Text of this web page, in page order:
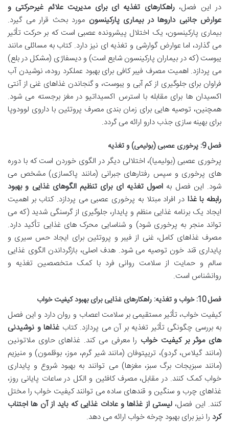
در این فصل،راهکارهای تغذیه ای برای مدیریت علائم غیرحرکتی و
عوارض جانبی داروها در بیماری پارکینسون مورد بحث قرار می گیرد.
بیماری پارکینسون، یک اختلال پیشرونده عصبی است که بر حرکت تأثیر
می گذارد، اما عوارض گوارشی و تغذیه ای نیز دارد. کتاب به مسائلی مانند
یبوست (که در بیماران پارکینسون شایع است) و دیسفاژی (مشکل در بلع)
می پردازد. اهمیت مصرف فیبر کافی برای بهبود عملکرد روده، نوشیدن آب
فراوان برای جلوگیری از کم آبی و یبوست، و گنجاندن غذاهای غنی از آنتی
اکسیدان ها برای مقابله با استرس اکسیداتیو در مغز برجسته می شود.
همچنین، توصیه هایی برای زمان بندی مصرف پروتئین با داروی لوودوپا
برای بهینه سازی جذب دارو ارائه می گردد.
فصل 9: پرخوری عصبی (بولیمی) و تغذیه
پرخوری عصبی (بولیمیا)، اختلالی دیگر در الگوی خوردن است که با دوره
های پرخوری و سپس رفتارهای جبرانی (مانند پاکسازی) مشخص می
شود. این فصل به اصول تغذیه ای برای تنظیم الگوهای غذایی و بهبود
رابطه با غذا در افراد مبتلا به پرخوری عصبی می پردازد. کتاب بر اهمیت
ایجاد یک برنامه غذایی منظم و پایدار، جلوگیری از گرسنگی شدید (که می
تواند منجر به پرخوری شود) و شناسایی محرک های غذایی تأکید دارد.
مصرف غذاهای کامل، غنی از فیبر و پروتئین برای ایجاد حس سیری و
پایداری قند خون توصیه می شود. هدف اصلی، بازگرداندن الگوی غذایی
سالم و حمایت از سلامت روانی فرد با کمک متخصصین تغذیه و
روانشناس است.
فصل 10: خواب و تغذیه: راهکارهای غذایی برای بهبود کیفیت خواب
کیفیت خواب، تأثیر مستقیمی بر سلامت اعصاب و روان دارد و این فصل
به بررسی چگونگی تأثیر تغذیه بر آن می پردازد. کتاب غذاها و نوشیدنی
های موثر بر کیفیت خواب را معرفی می کند. غذاهای حاوی ملاتونین
(مانند گیلاس، گردو)، تریپتوفان (مانند شیر گرم، موز، بوقلمون) و منیزیم
(مانند سبزیجات برگ سبز، مغزها) می توانند به بهبود شروع و پایداری
خواب کمک کنند. در مقابل، مصرف کافئین و الکل در ساعات پایانی روز،
غذاهای چرب و سنگین و قندهای ساده می توانند کیفیت خواب را مختل
کنند. این فصل،لیستی از غذاها و عادات غذایی که باید از آن ها اجتناب
کرد را نیز برای بهبود چرخه خواب ارائه می دهد.